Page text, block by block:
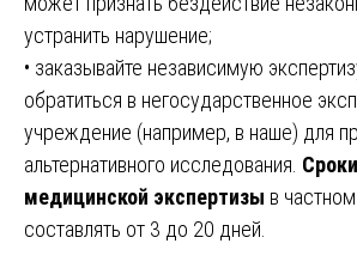
устранить нарушение;
• заказывайте независимую
обратиться в негосударственное
учреждение (например, в наше) для
альтернативного исследования.
медицинской экспертизы в
составлять от 3 до 20 дней.